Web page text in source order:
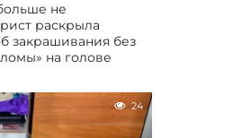
не
раскрыла
закрашивания без
на голове
24